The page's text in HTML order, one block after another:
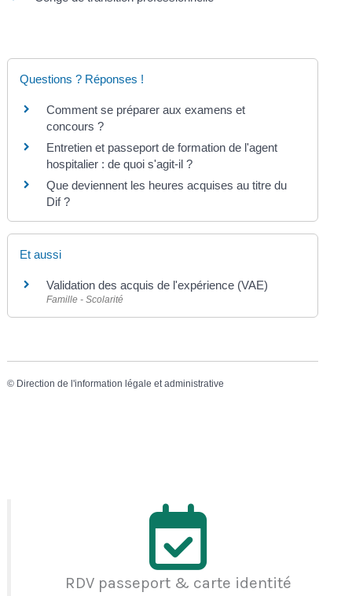
Questions ? Réponses !
Comment se préparer aux examens et
concours ?
Entretien et passeport de formation de l'agent
hospitalier : de quoi s'agit-il ?
Que deviennent les heures acquises au titre du
Dif ?
Et aussi
Validation des acquis de l'expérience (VAE)
Famille - Scolarité
© Direction de l'information légale et administrative
RDV passeport & carte identité